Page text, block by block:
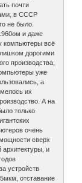
почти
в СССР
не было.
и даже
компьютеры всё
дорогими
производства,
уже
а
их
А на
только
очень
сверх
архитектуры, и
устройств
отставание